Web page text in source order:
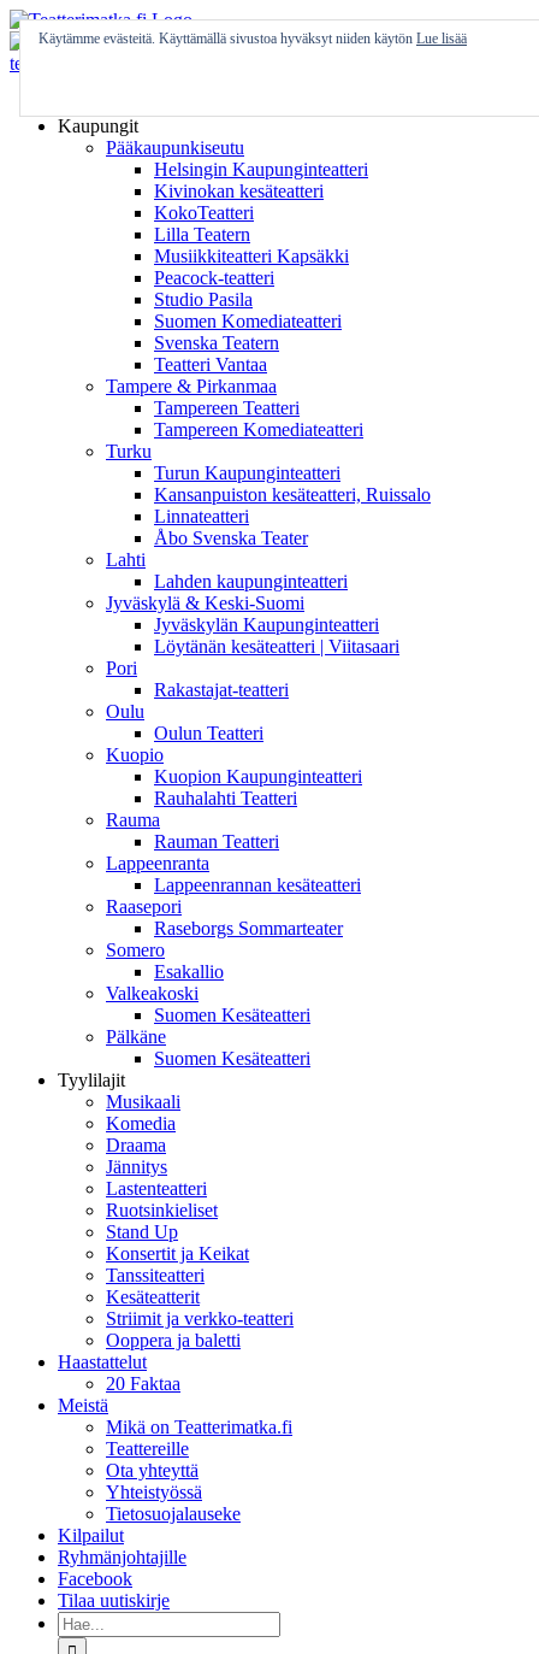
Skip
to
content
Kaupungit
Pääkaupunkiseutu
Helsingin Kaupunginteatteri
Kivinokan kesäteatteri
KokoTeatteri
Lilla Teatern
Musiikkiteatteri Kapsäkki
Peacock-teatteri
Studio Pasila
Suomen Komediateatteri
Svenska Teatern
Teatteri Vantaa
Tampere & Pirkanmaa
Tampereen Teatteri
Tampereen Komediateatteri
Turku
Turun Kaupunginteatteri
Kansanpuiston kesäteatteri, Ruissalo
Linnateatteri
Åbo Svenska Teater
Lahti
Lahden kaupunginteatteri
Jyväskylä & Keski-Suomi
Jyväskylän Kaupunginteatteri
Löytänän kesäteatteri | Viitasaari
Pori
Rakastajat-teatteri
Oulu
Oulun Teatteri
Kuopio
Kuopion Kaupunginteatteri
Rauhalahti Teatteri
Rauma
Rauman Teatteri
Lappeenranta
Lappeenrannan kesäteatteri
Raasepori
Raseborgs Sommarteater
Somero
Esakallio
Valkeakoski
Suomen Kesäteatteri
Pälkäne
Suomen Kesäteatteri
Tyylilajit
Musikaali
Komedia
Draama
Jännitys
Lastenteatteri
Ruotsinkieliset
Stand Up
Konsertit ja Keikat
Tanssiteatteri
Kesäteatterit
Striimit ja verkko-teatteri
Ooppera ja baletti
Haastattelut
20 Faktaa
Meistä
Mikä on Teatterimatka.fi
Teattereille
Ota yhteyttä
Yhteistyössä
Tietosuojalauseke
Kilpailut
Ryhmänjohtajille
Facebook
Tilaa uutiskirje
Etsi
...
Käytämme evästeitä. Käyttämällä sivustoa hyväksyt niiden käytön Lue lisää